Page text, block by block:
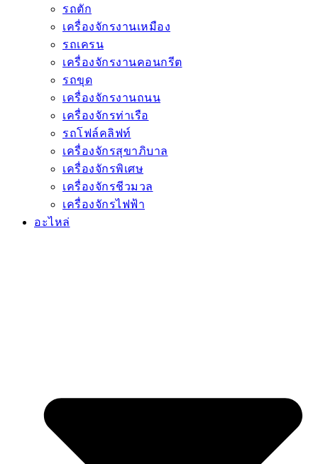
รถตัก
เครื่องจักรงานเหมือง
รถเครน
เครื่องจักรงานคอนกรีต
รถขุด
เครื่องจักรงานถนน
เครื่องจักรท่าเรือ
รถโฟล์คลิฟท์
เครื่องจักรสุขาภิบาล
เครื่องจักรพิเศษ
เครื่องจักรชีวมวล
เครื่องจักรไฟฟ้า
อะไหล่